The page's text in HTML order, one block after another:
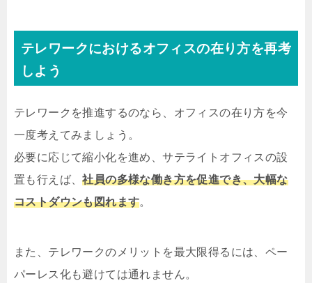
テレワークにおけるオフィスの在り方を再考
しよう
テレワークを推進するのなら、オフィスの在り方を今
一度考えてみましょう。
必要に応じて縮小化を進め、サテライトオフィスの設
置も行えば、社員の多様な働き方を促進でき、大幅な
コストダウンも図れます。
また、テレワークのメリットを最大限得るには、ペー
パーレス化も避けては通れません。